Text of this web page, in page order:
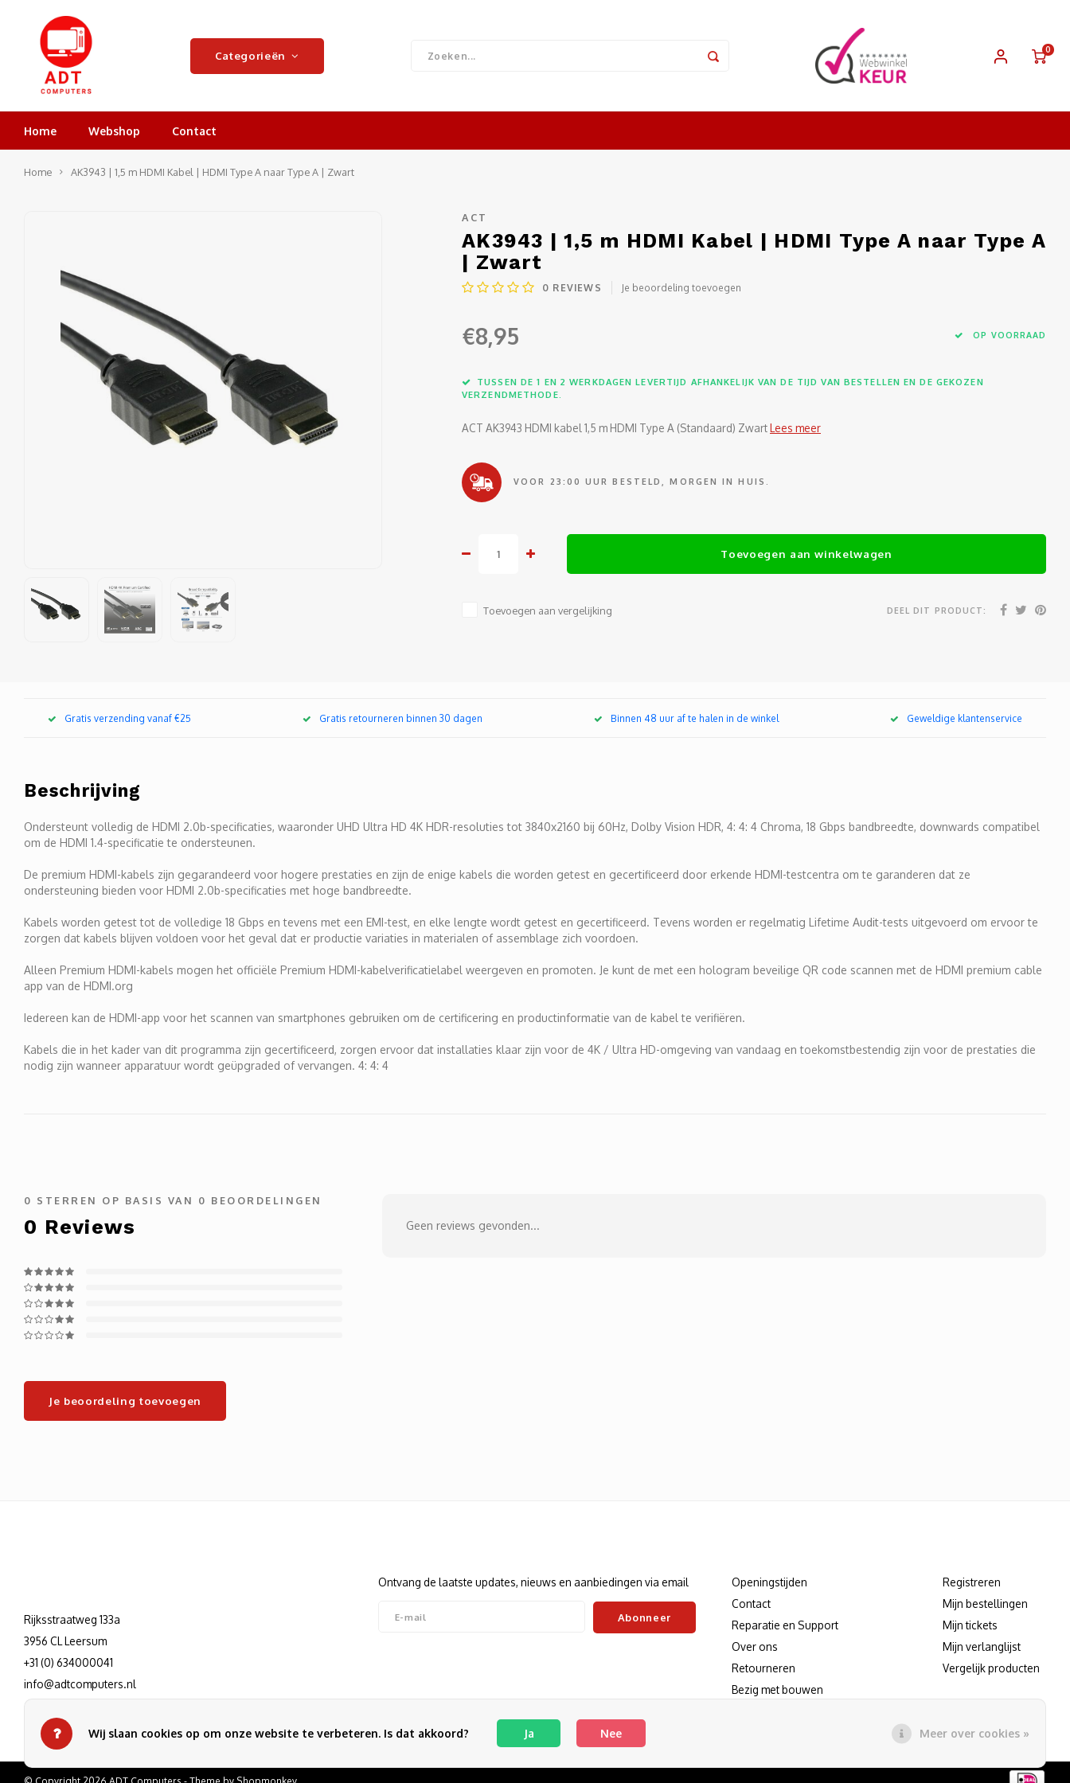
Categorieën 0
Home Webshop Contact
Home AK3943 | 1,5 m HDMI Kabel | HDMI Type A naar Type A | Zwart
ACT
AK3943 | 1,5 m HDMI Kabel | HDMI Type A naar Type A
| Zwart
0 REVIEWS Je beoordeling toevoegen
€8,95 OP VOORRAAD
TUSSEN DE 1 EN 2 WERKDAGEN LEVERTIJD AFHANKELIJK VAN DE TIJD VAN BESTELLEN EN DE GEKOZEN
VERZENDMETHODE.
ACT AK3943 HDMI kabel 1,5 m HDMI Type A (Standaard) ZwartLees meer
VOOR 23:00 UUR BESTELD, MORGEN IN HUIS.
Toevoegen aan winkelwagen
Toevoegen aan vergelijking DEEL DIT PRODUCT:
Gratis verzending vanaf €25 Gratis retourneren binnen 30 dagen Binnen 48 uur af te halen in de winkel Geweldige klantenservice
Beschrijving
Ondersteunt volledig de HDMI 2.0b-specificaties, waaronder UHD Ultra HD 4K HDR-resoluties tot 3840x2160 bij 60Hz, Dolby Vision HDR, 4: 4: 4 Chroma, 18 Gbps bandbreedte, downwards compatibel
om de HDMI 1.4-specificatie te ondersteunen.
De premium HDMI-kabels zijn gegarandeerd voor hogere prestaties en zijn de enige kabels die worden getest en gecertificeerd door erkende HDMI-testcentra om te garanderen dat ze
ondersteuning bieden voor HDMI 2.0b-specificaties met hoge bandbreedte.
Kabels worden getest tot de volledige 18 Gbps en tevens met een EMI-test, en elke lengte wordt getest en gecertificeerd. Tevens worden er regelmatig Lifetime Audit-tests uitgevoerd om ervoor te
zorgen dat kabels blijven voldoen voor het geval dat er productie variaties in materialen of assemblage zich voordoen.
Alleen Premium HDMI-kabels mogen het officiële Premium HDMI-kabelverificatielabel weergeven en promoten. Je kunt de met een hologram beveilige QR code scannen met de HDMI premium cable
app van de HDMI.org
Iedereen kan de HDMI-app voor het scannen van smartphones gebruiken om de certificering en productinformatie van de kabel te verifiëren.
Kabels die in het kader van dit programma zijn gecertificeerd, zorgen ervoor dat installaties klaar zijn voor de 4K / Ultra HD-omgeving van vandaag en toekomstbestendig zijn voor de prestaties die
nodig zijn wanneer apparatuur wordt geüpgraded of vervangen. 4: 4: 4
0 STERREN OP BASIS VAN 0 BEOORDELINGEN
0 Reviews
Je beoordeling toevoegen
Geen reviews gevonden...
Rijksstraatweg 133a
3956 CL Leersum
+31 (0) 634000041
info@adtcomputers.nl
Ontvang de laatste updates, nieuws en aanbiedingen via email
Abonneer
Openingstijden
Contact
Reparatie en Support
Over ons
Retourneren
Bezig met bouwen
Registreren
Mijn bestellingen
Mijn tickets
Mijn verlanglijst
Vergelijk producten
Wij slaan cookies op om onze website te verbeteren. Is dat akkoord? Ja Nee Meer over cookies »